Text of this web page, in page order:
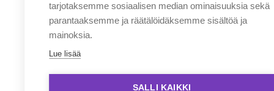
tarjotaksemme sosiaalisen median ominaisuuksia sekä
parantaaksemme ja räätälöidäksemme sisältöä ja
mainoksia.
Lue lisää
SALLI KAIKKI